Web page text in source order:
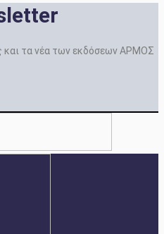
τα νέα των εκδόσεων ΑΡΜΟΣ